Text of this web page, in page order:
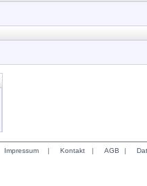
Impressum | Kontakt | AGB |